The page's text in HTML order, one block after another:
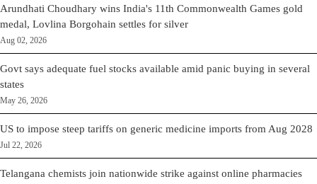
Arundhati Choudhary wins India's 11th Commonwealth Games gold
medal, Lovlina Borgohain settles for silver
Aug 02, 2026
Govt says adequate fuel stocks available amid panic buying in several
states
May 26, 2026
US to impose steep tariffs on generic medicine imports from Aug 2028
Jul 22, 2026
Telangana chemists join nationwide strike against online pharmacies